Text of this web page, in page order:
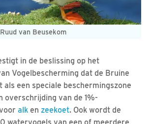
van Beusekom
in de beslissing op het
Vogelbescherming dat de Bruine
als een speciale beschermingszone
overschrijding van de 1%-
alk en zeekoet. Ook wordt de